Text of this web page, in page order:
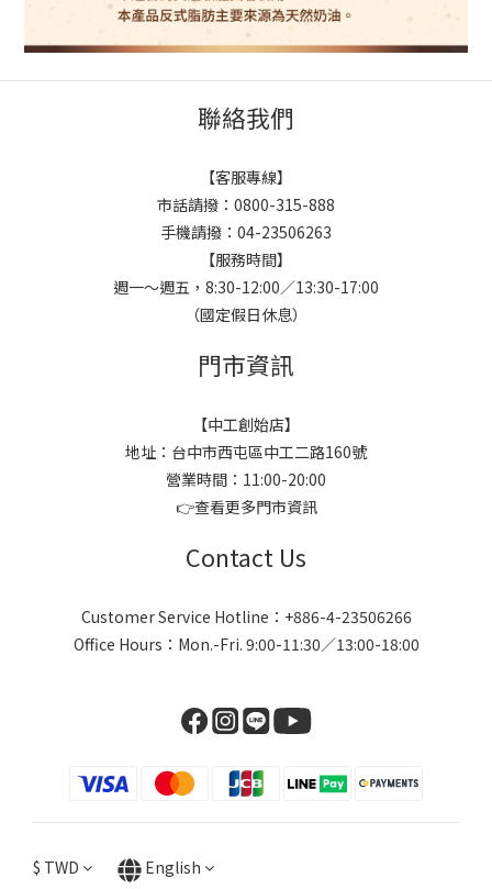
聯絡我們
【客服專線】
市話請撥：0800-315-888
手機請撥：04-23506263
【服務時間】
週一～週五，8:30-12:00／13:30-17:00
（國定假日休息）
門市資訊
【中工創始店】
地址：台中市西屯區中工二路160號
營業時間：11:00-20:00
👉查看更多門市資訊
Contact Us
Customer Service Hotline：+886-4-23506266
Office Hours：Mon.-Fri. 9:00-11:30／13:00-18:00
$ TWD English